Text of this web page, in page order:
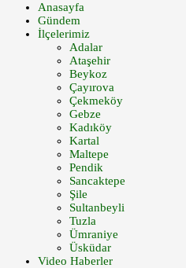
Anasayfa
Gündem
İlçelerimiz
Adalar
Ataşehir
Beykoz
Çayırova
Çekmeköy
Gebze
Kadıköy
Kartal
Maltepe
Pendik
Sancaktepe
Şile
Sultanbeyli
Tuzla
Ümraniye
Üsküdar
Video Haberler